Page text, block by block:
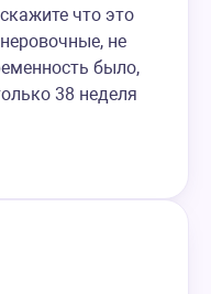
что это
не
было,
38 неделя